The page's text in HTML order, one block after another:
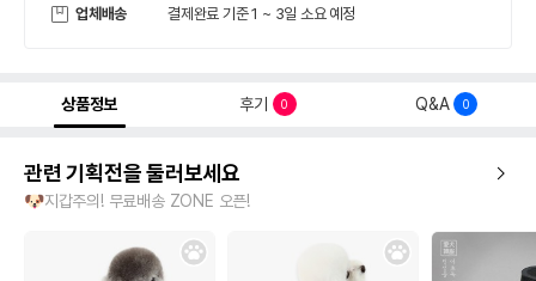
업체배송 결제완료 기준 1 ~ 3일 소요 예정
상품정보 후기 0 Q&A 0
관련 기획전을 둘러보세요
🐶지갑주의! 무료배송 ZONE 오픈!